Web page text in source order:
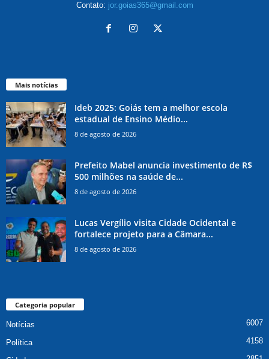
Contato: jor.goias365@gmail.com
Mais notícias
Ideb 2025: Goiás tem a melhor escola
estadual de Ensino Médio...
8 de agosto de 2026
Prefeito Mabel anuncia investimento de R$
500 milhões na saúde de...
8 de agosto de 2026
Lucas Vergílio visita Cidade Ocidental e
fortalece projeto para a Câmara...
8 de agosto de 2026
Categoria popular
Notícias 6007
Política 4158